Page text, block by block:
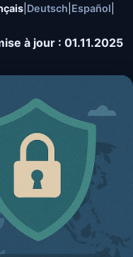
Deutsch Español
à jour : 01.11.2025